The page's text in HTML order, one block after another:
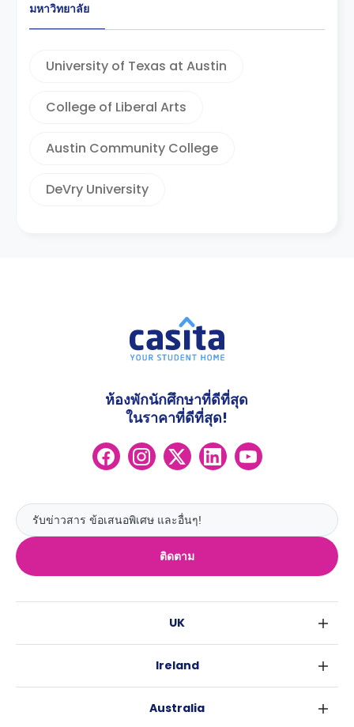
มหาวิทยาลัย
University of Texas at Austin
College of Liberal Arts
Austin Community College
DeVry University
ติดตาม
ห้องพักนักศึกษาที่ดีที่สุด
ในราคาที่ดีที่สุด!
UK
กลาสโกว
Ireland
Australia